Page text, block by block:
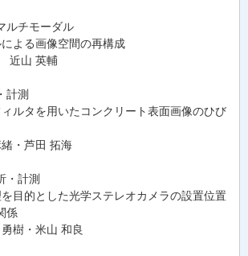
ルチモーダル
よる画像空間の再構成
近山 英輔
計測
ルタを用いたコンクリート表面画像のひび
・芦田 拓海
・計測
目的とした光学ステレオカメラの設置位置
係
樹・米山 和良